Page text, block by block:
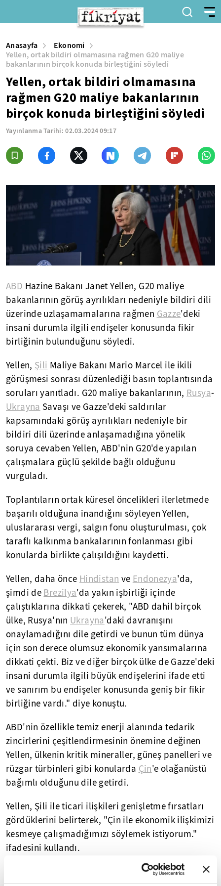
Anasayfa
Ekonomi
Yellen, ortak bildiri olmamasına rağmen G20 maliye
bakanlarının birçok konuda birleştiğini söyledi
Yellen, ortak bildiri olmamasına
rağmen G20 maliye bakanlarının
birçok konuda birleştiğini söyledi
Yayınlanma Tarihi:02.03.2024 09:17
ABD Hazine Bakanı Janet Yellen, G20 maliye
bakanlarının görüş ayrılıkları nedeniyle bildiri dili
üzerinde uzlaşamamalarına rağmen Gazze'deki
insani durumla ilgili endişeler konusunda fikir
birliğinin bulunduğunu söyledi.
Yellen, Şili Maliye Bakanı Mario Marcel ile ikili
görüşmesi sonrası düzenlediği basın toplantısında
soruları yanıtladı. G20 maliye bakanlarının, Rusya-
Ukrayna Savaşı ve Gazze'deki saldırılar
kapsamındaki görüş ayrılıkları nedeniyle bir
bildiri dili üzerinde anlaşamadığına yönelik
soruya cevaben Yellen, ABD'nin G20'de yapılan
çalışmalara güçlü şekilde bağlı olduğunu
vurguladı.
Toplantıların ortak küresel öncelikleri ilerletmede
başarılı olduğuna inandığını söyleyen Yellen,
uluslararası vergi, salgın fonu oluşturulması, çok
taraflı kalkınma bankalarının fonlanması gibi
konularda birlikte çalışıldığını kaydetti.
Yellen, daha önce Hindistan ve Endonezya'da,
şimdi de Brezilya'da yakın işbirliği içinde
çalıştıklarına dikkati çekerek, "ABD dahil birçok
ülke, Rusya'nın Ukrayna'daki davranışını
onaylamadığını dile getirdi ve bunun tüm dünya
için son derece olumsuz ekonomik yansımalarına
dikkati çekti. Biz ve diğer birçok ülke de Gazze'deki
insani durumla ilgili büyük endişelerini ifade etti
ve sanırım bu endişeler konusunda geniş bir fikir
birliğine vardı." diye konuştu.
ABD'nin özellikle temiz enerji alanında tedarik
zincirlerini çeşitlendirmesinin önemine değinen
Yellen, ülkenin kritik mineraller, güneş panelleri ve
rüzgar türbinleri gibi konularda Çin'e olağanüstü
bağımlı olduğunu dile getirdi.
Yellen, Şili ile ticari ilişkileri genişletme fırsatları
gördüklerini belirterek, "Çin ile ekonomik ilişkimizi
kesmeye çalışmadığımızı söylemek istiyorum."
ifadesini kullandı.
ABD yönetiminin ulusal güvenliği korumak